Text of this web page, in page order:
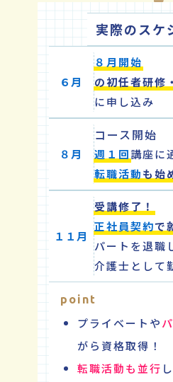
実際のスケ
６月
８月開始
の初任者研修
に申し込み
８月
コース開始
週１回講座に
転職活動も始
１１月
受講修了！
正社員契約で
パートを退職
介護士として
point
プライベートや
がら資格取得！
転職活動も並行